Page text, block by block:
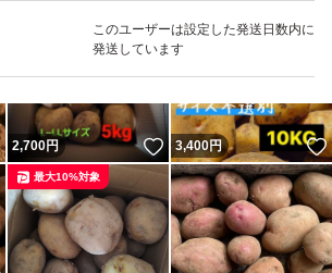
このユーザーは設定した発送日数内に
発送しています
いいね！
2,700円 いいね！
3,400円
最大10%対象